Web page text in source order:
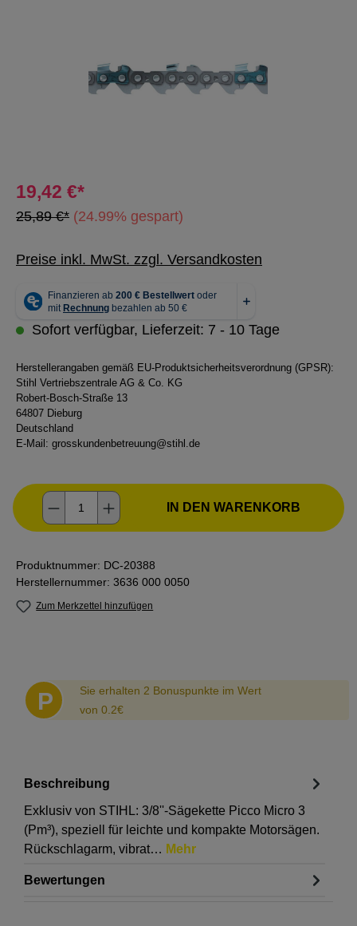
19,42 €*
25,89 €* (24.99% gespart)
Preise inkl. MwSt. zzgl. Versandkosten
Sofort verfügbar, Lieferzeit: 7 - 10 Tage
Herstellerangaben gemäß EU-Produktsicherheitsverordnung (GPSR):
Stihl Vertriebszentrale AG & Co. KG
Robert-Bosch-Straße 13
64807 Dieburg
Deutschland
E-Mail: grosskundenbetreuung@stihl.de
Produkt Anzahl: Gib den gewünschten
IN DEN WARENKORB
Produktnummer: DC-20388
Herstellernummer: 3636 000 0050
Zum Merkzettel hinzufügen
P
Sie erhalten 2 Bonuspunkte im Wert
von 0.2€
Beschreibung
Exklusiv von STIHL: 3/8''-Sägekette Picco Micro 3
(Pm³), speziell für leichte und kompakte Motorsägen.
Rückschlagarm, vibrat… Mehr
Bewertungen